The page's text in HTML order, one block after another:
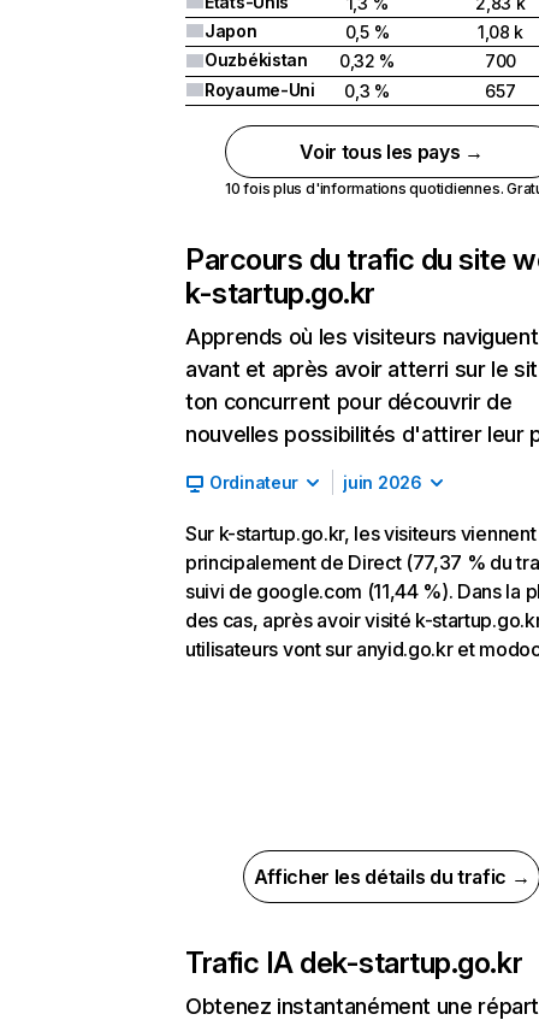
Japon
0,5 %
1,08 k
Ouzbékistan
0,32 %
700
Royaume-Uni
0,3 % 657
Voir tous les pays →
10 fois plus d'informations quotidiennes.
Parcours du trafic du site
k-startup.go.kr
Apprends où les visiteurs naviguent
avant et après avoir atterri sur le
ton concurrent pour découvrir de
nouvelles possibilités d'attirer leur
Ordinateur juin 2026
Sur k-startup.go.kr, les visiteurs viennent
principalement de Direct (77,37 % du
suivi de google.com (11,44 %). Dans la
des cas, après avoir visité k-
utilisateurs vont sur anyid.go.kr et
Afficher les détails du trafic →
Trafic IA dek-startup.go.kr
Obtenez instantanément une